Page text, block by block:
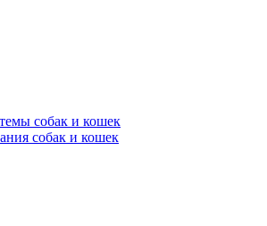
собак и кошек
собак и кошек